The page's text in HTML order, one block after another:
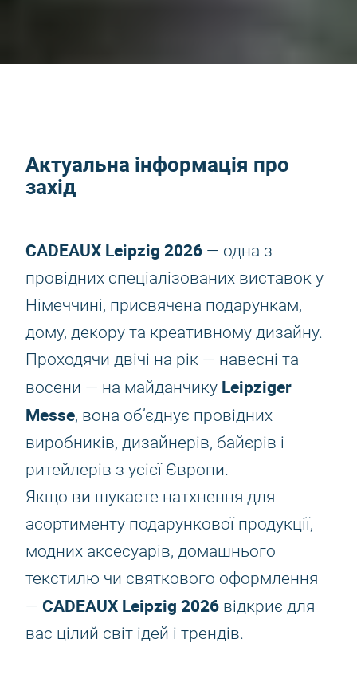
Актуальна інформація про
захід
CADEAUX Leipzig 2026 — одна з
провідних спеціалізованих виставок у
Німеччині, присвячена подарункам,
дому, декору та креативному дизайну.
Проходячи двічі на рік — навесні та
восени — на майданчику Leipziger
Messe, вона об’єднує провідних
виробників, дизайнерів, байєрів і
ритейлерів з усієї Європи.
Якщо ви шукаєте натхнення для
асортименту подарункової продукції,
модних аксесуарів, домашнього
текстилю чи святкового оформлення
— CADEAUX Leipzig 2026 відкриє для
вас цілий світ ідей і трендів.